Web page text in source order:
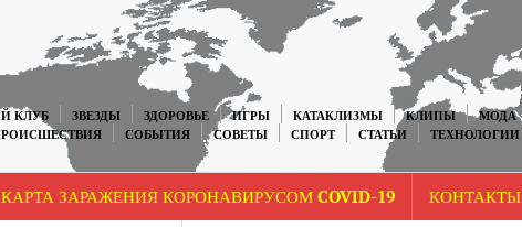
КЛУБ ЗВЕЗДЫ ЗДОРОВЬЕ ИГРЫ КАТАКЛИЗМЫ КЛИПЫ МОДА
СОБЫТИЯ СОВЕТЫ СПОРТ СТАТЬИ ТЕХНОЛОГИИ
КАРТА ЗАРАЖЕНИЯ КОРОНАВИРУСОМ COVID-19 КОНТАКТЫ